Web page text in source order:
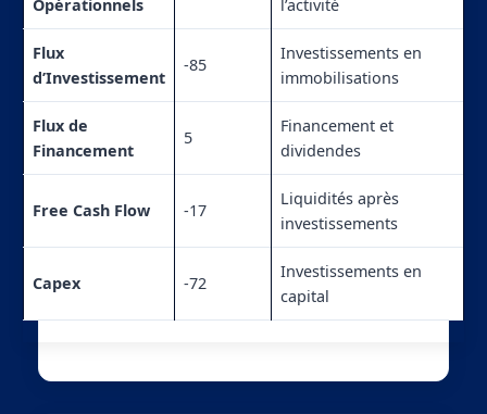
Opérationnels
l’activité
Flux
d’Investissement
-85
Investissements en
immobilisations
Flux de
Financement
5
Financement et
dividendes
Free Cash Flow -17
Liquidités après
investissements
Capex -72
Investissements en
capital